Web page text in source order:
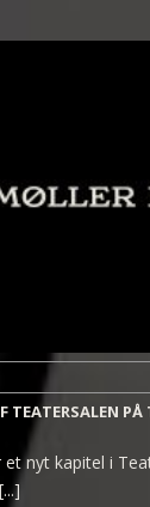
TEATERSALEN
et nyt kapitel i